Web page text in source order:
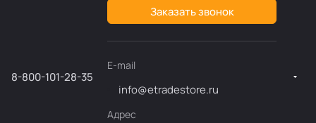
8-800-101-28-35
Заказать звонок
E-mail
info@etradestore.ru
Адрес